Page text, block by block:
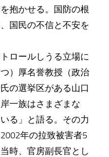
抱かせる。国防の根
国民の不信と不安を
ロールしうる立場に
）厚名誉教授（政治
の選挙区がある山口
一族はさまざまな
る」と語る。その力
年の拉致被害者5
時、官房副長官とし